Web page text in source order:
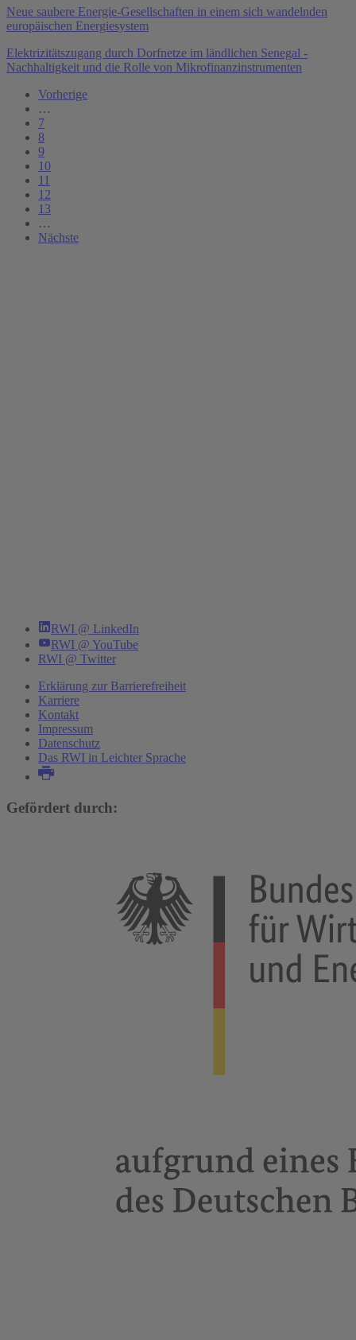
Neue saubere Energie-Gesellschaften in einem sich wandelnden
europäischen Energiesystem
Elektrizitätszugang durch Dorfnetze im ländlichen Senegal -
Nachhaltigkeit und die Rolle von Mikrofinanzinstrumenten
Vorherige
…
7
8
9
10
11
12
13
…
Nächste
RWI @ LinkedIn
RWI @ YouTube
RWI @ Twitter
Erklärung zur Barrierefreiheit
Karriere
Kontakt
Impressum
Datenschutz
Das RWI in Leichter Sprache
Gefördert durch: